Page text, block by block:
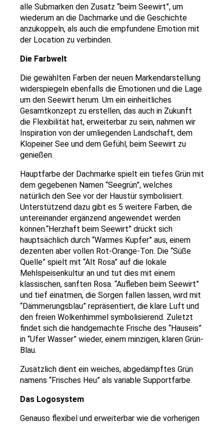
alle Submarken den Zusatz “beim Seewirt”, um
wiederum an die Dachmarke und die Geschichte
anzukoppeln, als auch die empfundene Emotion mit
der Location zu verbinden.
Die Farbwelt
Die gewählten Farben der neuen Markendarstellung
widerspiegeln ebenfalls die Emotionen und die Lage
um den Seewirt herum. Um ein einheitliches
Gesamtkonzept zu erstellen, das auch in Zukunft
die Flexibilität hat, erweiterbar zu sein, nahmen wir
Inspiration von der umliegenden Landschaft, dem
Klopeiner See und dem Gefühl, beim Seewirt zu
genießen.
Hauptfarbe der Dachmarke spielt ein tiefes Grün mit
dem gegebenen Namen “Seegrün”, welches
natürlich den See vor der Haustür symbolisiert.
Unterstützend dazu gibt es 5 weitere Farben, die
untereinander ergänzend angewendet werden
können.“Herzhaft beim Seewirt” drückt sich
hauptsächlich durch “Warmes Kupfer” aus, einem
dezenten aber vollen Rot-Orange-Ton. Die “Süße
Quelle” spielt mit “Alt Rosa” auf die lokale
Mehlspeisenkultur an und tut dies mit einem
klassischen, sanften Rosa. “Aufleben beim Seewirt”
und tief einatmen, die Sorgen fallen lassen, wird mit
“Dämmerungsblau” repräsentiert, die klare Luft und
den freien Wolkenhimmel symbolisierend. Zuletzt
findet sich die handgemachte Frische des “Hauseis”
in “Ufer Wasser” wieder, einem minzigen, klaren Grün-
Blau.
Zusätzlich dient ein weiches, abgedämpftes Grün
namens “Frisches Heu” als variable Supportfarbe.
Das Logosystem
Genauso flexibel und erweiterbar wie die vorherigen